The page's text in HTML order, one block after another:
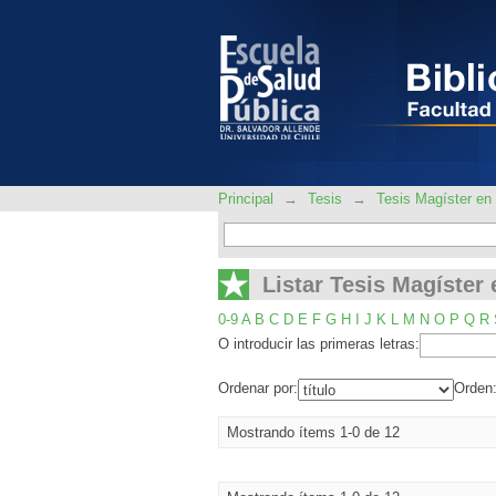
Principal → Tesis → Tesis Magíster
Listar Tesis
0-9 A B C D E F G H J K L M N O P Q R
O introducir las primeras letras:
Ordenar por: Orden:
Mostrando ítems 1-0 de 12